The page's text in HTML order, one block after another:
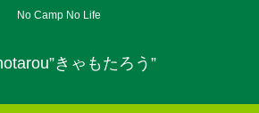
No Camp No Life
きゃもたろう”